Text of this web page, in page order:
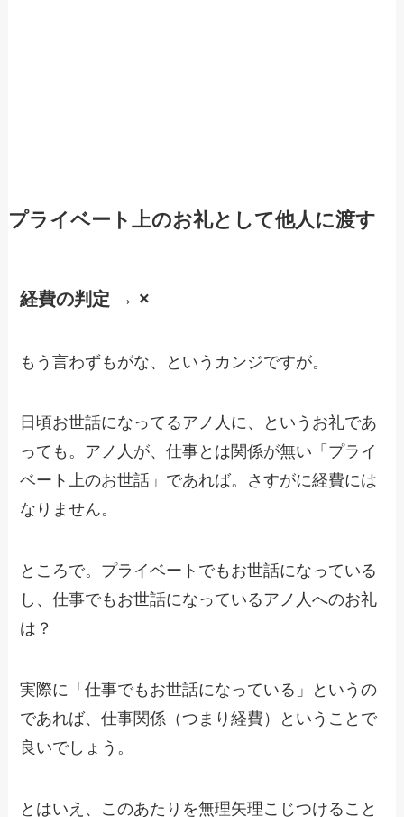
プライベート上のお礼として他人に渡す
経費の判定 → ×
もう言わずもがな、というカンジですが。
日頃お世話になってるアノ人に、というお礼であ
っても。アノ人が、仕事とは関係が無い「プライ
ベート上のお世話」であれば。さすがに経費には
なりません。
ところで。プライベートでもお世話になっている
し、仕事でもお世話になっているアノ人へのお礼
は？
実際に「仕事でもお世話になっている」というの
であれば、仕事関係（つまり経費）ということで
良いでしょう。
とはいえ、このあたりを無理矢理こじつけること